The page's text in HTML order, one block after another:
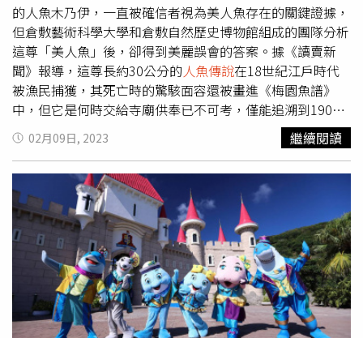
示，他見到雕像附近住了不少靈魂，因此他祈求神靈不要再
奪取任何人的性命，並原諒做出不敬行為的信徒。泰國一名
信徒買彩票中獎後，竟在還願時吸吮了雕像的乳頭，疑似觸
怒神靈，導致厄運頻傳，甚至有5人喪命。（圖／翻攝自
The Thaiger網頁）
的人魚木乃伊，一直被確信者視為美人魚存在的關鍵證據，
但倉敷藝術科學大學和倉敷自然歷史博物館組成的團隊分析
這尊「美人魚」後，卻得到美麗誤會的答案。據《讀賣新
聞》報導，這尊長約30公分的人魚傳說在18世紀江戶時代
被漁民捕獲，其死亡時的驚駭面容還被畫進《梅園魚譜》
中，但它是何時交給寺廟供奉已不可考，僅能追溯到1903
年的文件記載。研究團隊去年2月則在圓珠院協助下，和民
俗界共同調查人魚真相。人魚木乃伊確定為做工精細的人造
物。（圖／翻攝自倉敷藝術科學大學）令存在論者失望的
是，經電腦斷層掃描、放射性碳定年法等多道科學檢測，這
尊有肉食魚類牙齒、靈長類的五官和雙手，沒有骨頭卻有魚
鰭的人魚，其實是19世紀末的人造產物，其外皮由紙或魚皮
製成，頭部黏上哺乳動物毛髮和魚類牙齒，且大部分上半身
由紙和布製作，再以石膏塑形，下半身則被加上常見於日本
的黃姑魚鱗片和魚鰭。人魚木乃伊被黏上哺乳類毛髮和魚類
鱗片。（圖／翻攝自倉敷藝術科學大學）換言之，這尊人魚
木乃伊連「拼裝動物」都不是，卻和過去用拼裝動物製成的
02月09日, 2023 繼續閱讀